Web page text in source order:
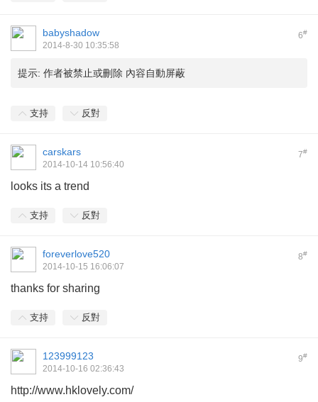
6#
babyshadow
2014-8-30 10:35:58
提示: 作者被禁止或刪除 內容自動屏蔽
支持 反對
7#
carskars
2014-10-14 10:56:40
looks its a trend
支持 反對
8#
foreverlove520
2014-10-15 16:06:07
thanks for sharing
支持 反對
9#
123999123
2014-10-16 02:36:43
http://www.hklovely.com/